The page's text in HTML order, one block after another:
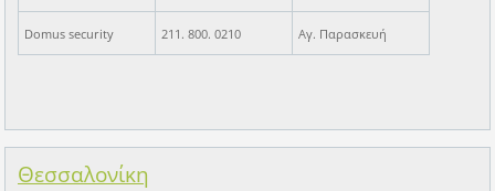
Domus security 211. 800. 0210 Αγ. Παρασκευή
Θεσσαλονίκη